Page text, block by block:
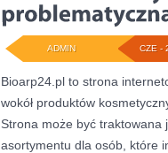
CZE -
ADMIN
Bioarp24.pl to strona
wokół produktów
Strona może być traktowana
asortymentu dla osób, które